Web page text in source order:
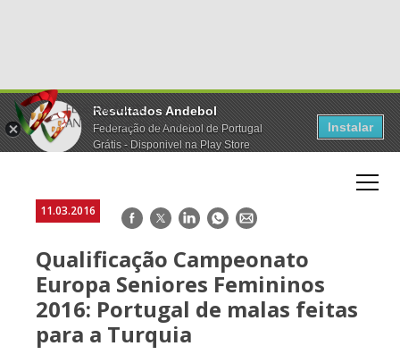
Resultados Andebol
Federação de Andebol de Portugal
Grátis - Disponivel na Play Store
Instalar
11.03.2016 Facebook
TwitterLinkedInWhatsApp
E-
Qualificação Campeonato
Europa Seniores Femininos
2016: Portugal de malas feitas
para a Turquia